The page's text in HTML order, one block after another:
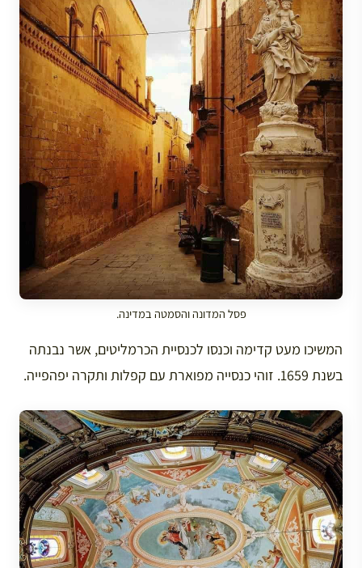
פסל המדונה והסמטה במדינה.
המשיכו מעט קדימה וכנסו לכנסיית הכרמליטים, אשר נבנתה
בשנת 1659. זוהי כנסייה מפוארת עם קפלות ותקרה יפהפייה.